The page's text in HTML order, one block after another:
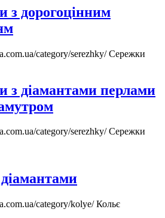
з дорогоцінним
category/serezhky/Сережки
з діамантами перлами
category/serezhky/Сережки
category/kolye/Кольє